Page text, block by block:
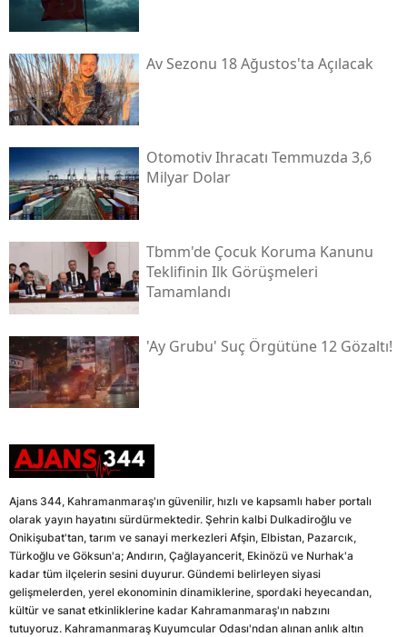
Av Sezonu 18 Ağustos'ta Açılacak
Otomotiv Ihracatı Temmuzda 3,6
Milyar Dolar
Tbmm'de Çocuk Koruma Kanunu
Teklifinin Ilk Görüşmeleri
Tamamlandı
'ay Grubu' Suç Örgütüne 12 Gözaltı!
Ajans 344, Kahramanmaraş'ın güvenilir, hızlı ve kapsamlı haber portalı
olarak yayın hayatını sürdürmektedir. Şehrin kalbi Dulkadiroğlu ve
Onikişubat'tan, tarım ve sanayi merkezleri Afşin, Elbistan, Pazarcık,
Türkoğlu ve Göksun'a; Andırın, Çağlayancerit, Ekinözü ve Nurhak'a
kadar tüm ilçelerin sesini duyurur. Gündemi belirleyen siyasi
gelişmelerden, yerel ekonominin dinamiklerine, spordaki heyecandan,
kültür ve sanat etkinliklerine kadar Kahramanmaraş'ın nabzını
tutuyoruz. Kahramanmaraş Kuyumcular Odası'ndan alınan anlık altın